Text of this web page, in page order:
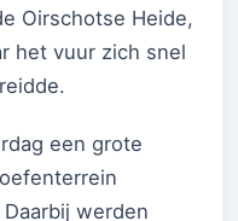
Oirschotse Heide,
het vuur zich snel
een grote
werden